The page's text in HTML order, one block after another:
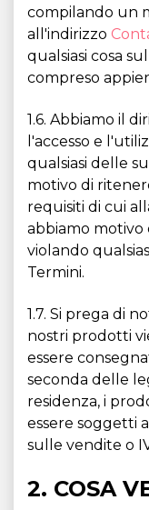
compilando un
all'indirizzo
qualsiasi cosa
compreso
1.6. Abbiamo il
l'accesso e
qualsiasi delle
motivo di
requisiti di cui
abbiamo
violando
Termini.
1.7. Si prega di
nostri prodotti
essere
seconda delle
residenza, i
essere soggetti
sulle vendite o
2. COSA